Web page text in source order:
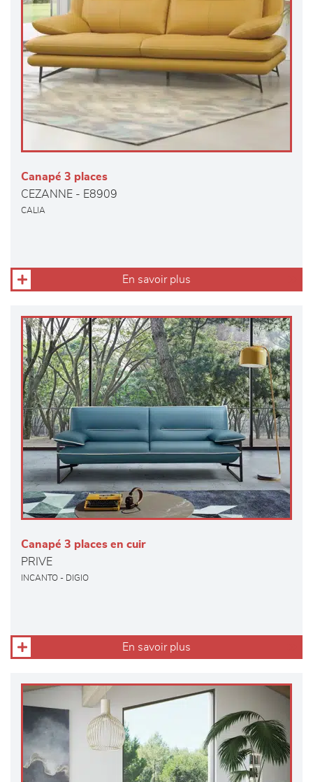
Canapé 3 places
CEZANNE - E8909
CALIA
En savoir plus
Canapé 3 places en cuir
PRIVE
INCANTO - DIGIO
En savoir plus